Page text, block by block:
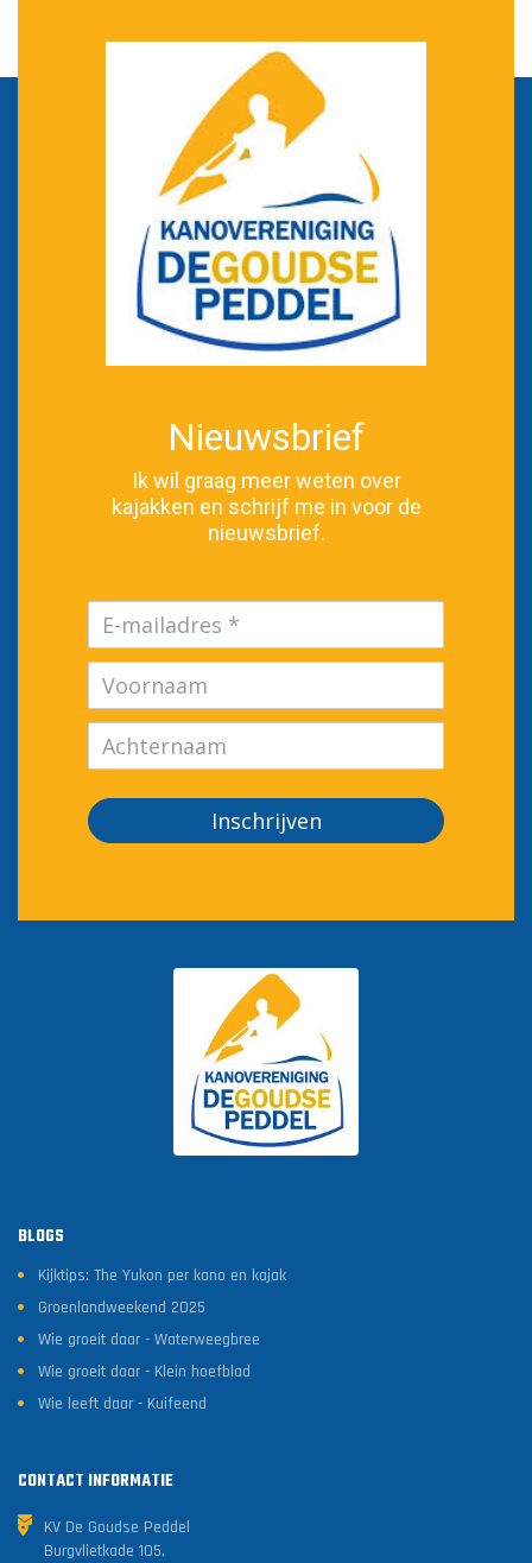
Nieuwsbrief
Ik wil graag meer weten over
kajakken en schrijf me in voor de
nieuwsbrief.
Inschrijven
BLOGS
Kijktips: The Yukon per kano en kajak
Groenlandweekend 2025
Wie groeit daar - Waterweegbree
Wie groeit daar - Klein hoefblad
Wie leeft daar - Kuifeend
CONTACT INFORMATIE
KV De Goudse Peddel
Burgvlietkade 105,